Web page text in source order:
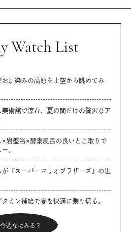
Watch List
お馴染みの高原を上空から眺めてみ
術館で涼む、夏の間だけの贅沢なア
×岩盤浴×酵素風呂の良いとこ取りで
。
が『スーパーマリオブラザーズ』の世
ミン補給で夏を快適に乗り切る。
今週なにみる？